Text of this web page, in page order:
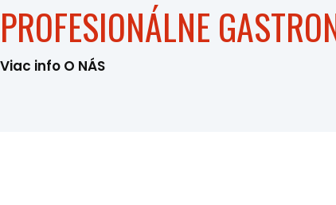
PROFESIONÁLNE
Viac info O NÁS